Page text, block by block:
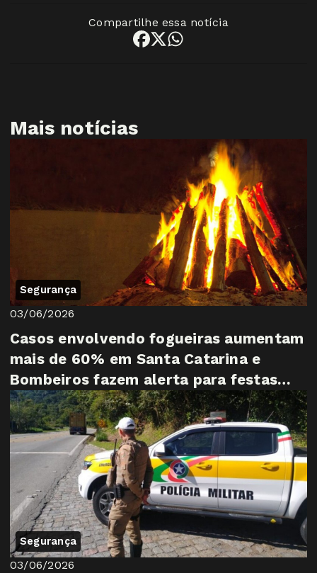
Compartilhe essa notícia
Mais notícias
Segurança
03/06/2026
Casos envolvendo fogueiras aumentam
mais de 60% em Santa Catarina e
Bombeiros fazem alerta para festas
juninas
Segurança
03/06/2026